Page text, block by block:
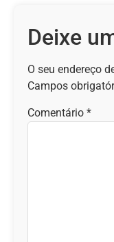
Deixe
O seu endereço
Campos
Comentário *